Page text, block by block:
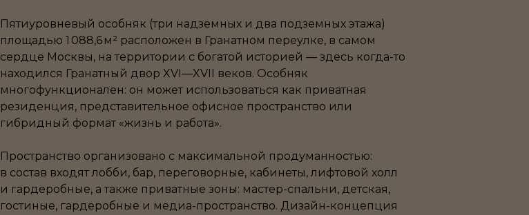
Пятиуровневый особняк (три надземных и два подземных этажа)
площадью 1 088,6 м² расположен в Гранатном переулке, в самом
сердце Москвы, на территории с богатой историей — здесь когда-то
находился Гранатный двор XVI—XVII веков. Особняк
многофункционален: он может использоваться как приватная
резиденция, представительное офисное пространство или
гибридный формат «жизнь и работа».
Пространство организовано с максимальной продуманностью:
в состав входят лобби, бар, переговорные, кабинеты, лифтовой холл
и гардеробные, а также приватные зоны: мастер-спальни, детская,
гостиные, гардеробные и медиа-пространство. Дизайн-концепция